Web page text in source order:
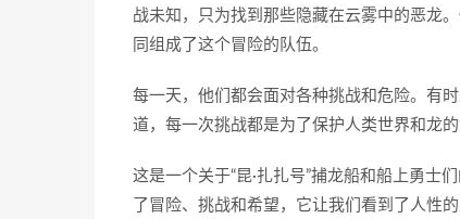
战未知，只为找到那些隐藏在云雾中的恶龙
同组成了这个冒险的队伍。
每一天，他们都会面对各种挑战和危险。有
道，每一次挑战都是为了保护人类世界和龙的
这是一个关于“昆·扎扎号”捕龙船和船上勇士
了冒险、挑战和希望，它让我们看到了人性